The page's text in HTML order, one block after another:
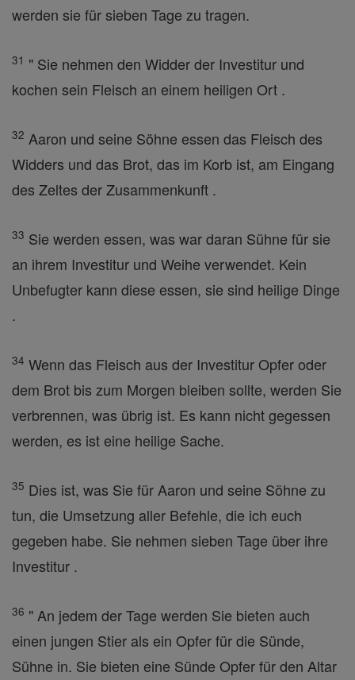
werden sie für sieben Tage zu tragen.
31 " Sie nehmen den Widder der Investitur und
kochen sein Fleisch an einem heiligen Ort .
32 Aaron und seine Söhne essen das Fleisch des
Widders und das Brot, das im Korb ist, am Eingang
des Zeltes der Zusammenkunft .
33 Sie werden essen, was war daran Sühne für sie
an ihrem Investitur und Weihe verwendet. Kein
Unbefugter kann diese essen, sie sind heilige Dinge
.
34 Wenn das Fleisch aus der Investitur Opfer oder
dem Brot bis zum Morgen bleiben sollte, werden Sie
verbrennen, was übrig ist. Es kann nicht gegessen
werden, es ist eine heilige Sache.
35 Dies ist, was Sie für Aaron und seine Söhne zu
tun, die Umsetzung aller Befehle, die ich euch
gegeben habe. Sie nehmen sieben Tage über ihre
Investitur .
36 " An jedem der Tage werden Sie bieten auch
einen jungen Stier als ein Opfer für die Sünde,
Sühne in. Sie bieten eine Sünde Opfer für den Altar